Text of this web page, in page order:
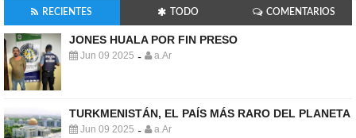
RECIENTES TODO COMENTARIOS
JONES HUALA POR FIN PRESO
Jun 09 2025 - a.Ar
TURKMENISTÁN, EL PAÍS MÁS RARO DEL PLANETA
Jun 09 2025 - a.Ar